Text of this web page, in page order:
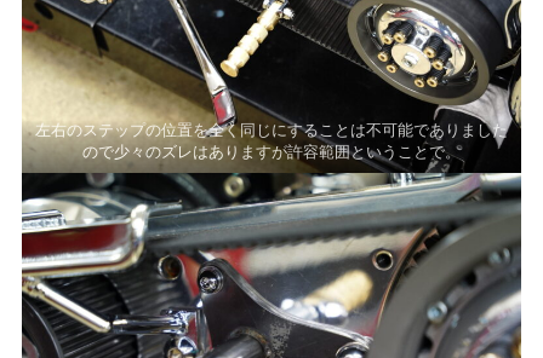
左右のステップの位置を全く同じにすることは不可能でありました
ので少々のズレはありますが許容範囲ということで。